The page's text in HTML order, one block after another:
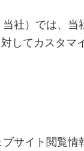
社）では、
してカスタ
サイト閲覧